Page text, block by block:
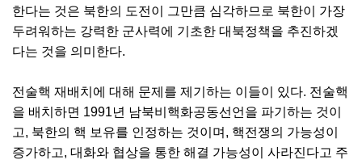
한다는 것은 북한의 도전이 그만큼 심각하므로 북한이 가장
두려워하는 강력한 군사력에 기초한 대북정책을 추진하겠
다는 것을 의미한다.
전술핵 재배치에 대해 문제를 제기하는 이들이 있다. 전술핵
을 배치하면 1991년 남북비핵화공동선언을 파기하는 것이
고, 북한의 핵 보유를 인정하는 것이며, 핵전쟁의 가능성이
증가하고, 대화와 협상을 통한 해결 가능성이 사라진다고 주